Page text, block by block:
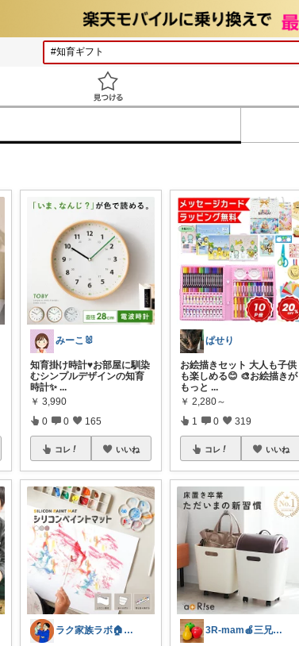
みーこ🐰
知育掛け時計♥お部屋に馴染
むシンプルデザインの知育
時計✨️...
￥ 3,990
0 0 165
コレ いいね
ラク家族ラボ🏠️30代子育てパパルーム
ぱせり
お絵描きセット 大人も子供
も楽しめる😊 🎨お絵描きが
もっと ...
￥ 2,280～
1 0 319
コレ いいね
3R-mam🍎三兄弟母